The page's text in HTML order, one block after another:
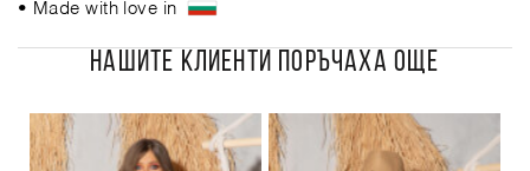
• Made with love in
НАШИТЕ КЛИЕНТИ ПОРЪЧАХА ОЩЕ